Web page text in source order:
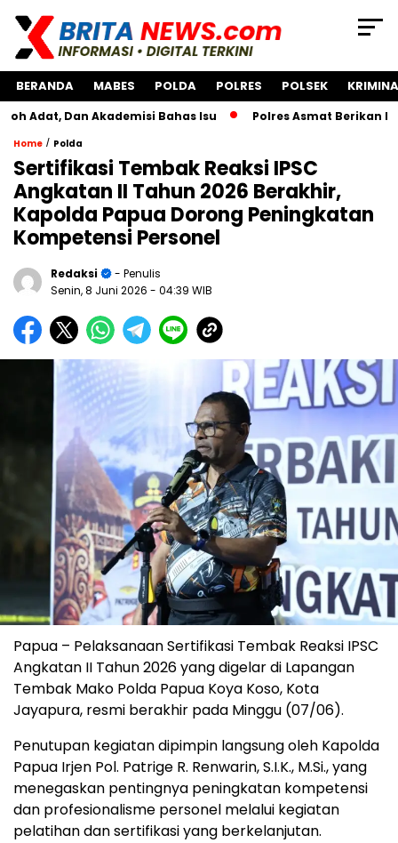
BERANDA MABES POLDA POLRES POLSEK
Akademisi Bahas Isu Polres Asmat Berikan Bantuan
Home / Polda
Sertifikasi Tembak Reaksi IPSC
Angkatan II Tahun 2026 Berakhir,
Kapolda Papua Dorong Peningkatan
Kompetensi Personel
Redaksi
- Penulis
Senin, 8 Juni 2026 - 04:39 WIB
Papua – Pelaksanaan Sertifikasi Tembak Reaksi IPSC
Angkatan II Tahun 2026 yang digelar di Lapangan
Tembak Mako Polda Papua Koya Koso, Kota
Jayapura, resmi berakhir pada Minggu (07/06).
Penutupan kegiatan dipimpin langsung oleh Kapolda
Papua Irjen Pol. Patrige R. Renwarin, S.I.K., M.Si., yang
menegaskan pentingnya peningkatan kompetensi
dan profesionalisme personel melalui kegiatan
pelatihan dan sertifikasi yang berkelanjutan.